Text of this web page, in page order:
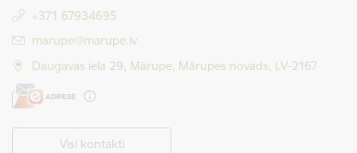
+371 67934695
E-pasts:
marupe@marupe.lv
Daugavas iela 29, Mārupe, Mārupes novads, LV-2167
Visi kontakti